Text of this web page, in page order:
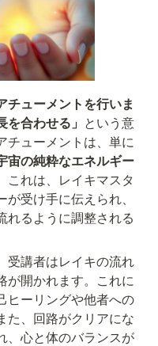
チューメントを行いま
を合わせる」 という意
チューメントは、単に
宙の純粋なエネルギー
これは、レイキマスタ
受け手に伝えられ、
れるように調整される
受講者はレイキの流れ
が開かれます。これに
ヒーリングや他者への
た、回路がクリアにな
、心と体のバランスが